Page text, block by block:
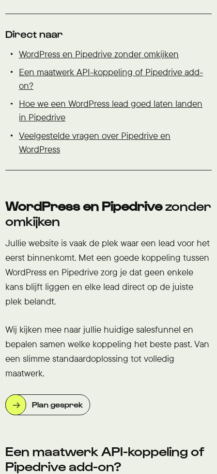
Direct naar
WordPress en Pipedrive zonder omkijken
Een maatwerk API-koppeling of Pipedrive add-
on?
Hoe we een WordPress lead goed laten landen
in Pipedrive
Veelgestelde vragen over Pipedrive en
WordPress
WordPress en Pipedrivezonder
omkijken
Jullie website is vaak de plek waar een lead voor het
eerst binnenkomt. Met een goede koppeling tussen
WordPress en Pipedrive zorg je dat geen enkele
kans blijft liggen en elke lead direct op de juiste
plek belandt.
Wij kijken mee naar jullie huidige salesfunnel en
bepalen samen welke koppeling het beste past. Van
een slimme standaardoplossing tot volledig
maatwerk.
Plan gesprek
Een maatwerk API-koppeling of
Pipedrive add-on?